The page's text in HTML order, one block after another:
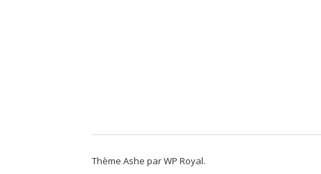
Thème Ashe parWP Royal.